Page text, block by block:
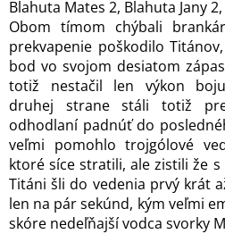
Blahuta Mates 2, Blahuta Jany
Obom tímom chýbali
prekvapenie poškodilo
bod vo svojom desiatom
totiž nestačil len výkon
druhej strane stáli totiž
odhodlaní padnúť do
veľmi pomohlo trojgólové
ktoré síce stratili, ale zistili že
Titáni šli do vedenia prvý krát
len na pár sekúnd, kým veľmi
skóre nedeľňajší vodca svorky